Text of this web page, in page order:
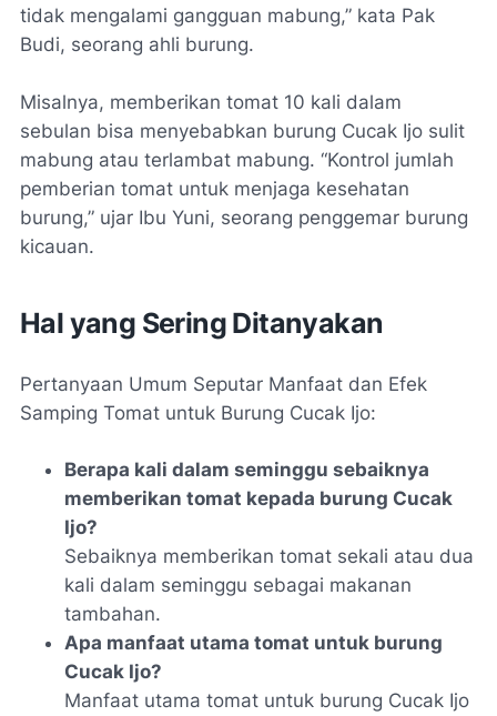
tidak mengalami gangguan mabung,” kata Pak
Budi, seorang ahli burung.
Misalnya, memberikan tomat 10 kali dalam
sebulan bisa menyebabkan burung Cucak Ijo sulit
mabung atau terlambat mabung. “Kontrol jumlah
pemberian tomat untuk menjaga kesehatan
burung,” ujar Ibu Yuni, seorang penggemar burung
kicauan.
Hal yang Sering Ditanyakan
Pertanyaan Umum Seputar Manfaat dan Efek
Samping Tomat untuk Burung Cucak Ijo:
Berapa kali dalam seminggu sebaiknya
memberikan tomat kepada burung Cucak
Ijo?
Sebaiknya memberikan tomat sekali atau dua
kali dalam seminggu sebagai makanan
tambahan.
Apa manfaat utama tomat untuk burung
Cucak Ijo?
Manfaat utama tomat untuk burung Cucak Ijo